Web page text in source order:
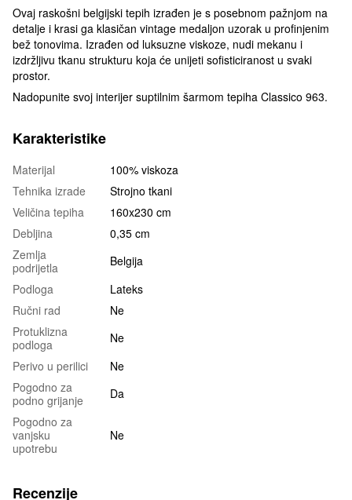
Ovaj raskošni belgijski tepih izrađen je s posebnom pažnjom na
detalje i krasi ga klasičan vintage medaljon uzorak u profinjenim
bež tonovima. Izrađen od luksuzne viskoze, nudi mekanu i
izdržljivu tkanu strukturu koja će unijeti sofisticiranost u svaki
prostor.
Nadopunite svoj interijer suptilnim šarmom tepiha Classico 963.
Karakteristike
Materijal
100% viskoza
Tehnika izrade
Strojno tkani
Veličina tepiha
160x230 cm
Debljina
0,35 cm
Zemlja
podrijetla
Belgija
Podloga
Lateks
Ručni rad
Ne
Protuklizna
podloga
Ne
Perivo u perilici
Ne
Pogodno za
podno grijanje
Da
Pogodno za
vanjsku
upotrebu
Ne
Recenzije